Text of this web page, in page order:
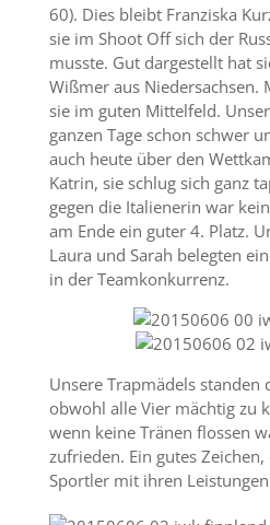
60). Dies bleibt Franziska
sie im Shoot Off sich der
musste. Gut dargestellt hat
Wißmer aus Niedersachsen.
sie im guten Mittelfeld.
ganzen Tage schon schwer
auch heute über den
Katrin, sie schlug sich ganz
gegen die Italienerin war
am Ende ein guter 4. Platz.
Laura und Sarah belegten
in der Teamkonkurrenz.
Unsere Trapmädels standen
obwohl alle Vier mächtig zu
wenn keine Tränen flossen
zufrieden. Ein gutes Zeichen,
Sportler mit ihren